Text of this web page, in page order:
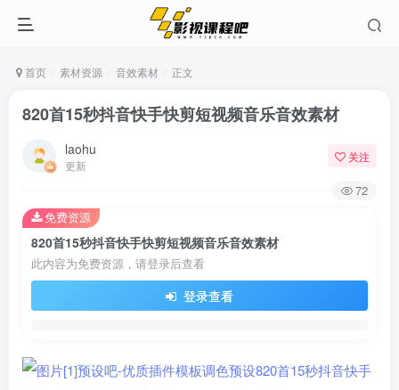
首页 素材资源 音效素材 正文
820首15秒抖音快手快剪短视频音乐音效素材
laohu
更新
关注
72
820首15秒抖音快手快剪短视频音乐音效素材
此内容为免费资源，请登录后查看
登录查看
免费资源